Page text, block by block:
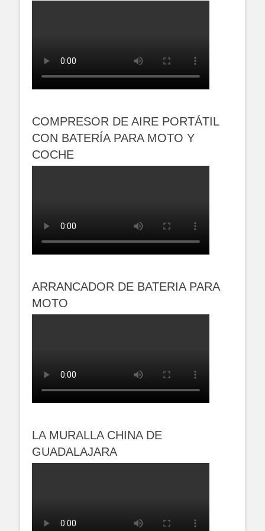
COMPRESOR DE AIRE PORTÁTIL
CON BATERÍA PARA MOTO Y
COCHE
ARRANCADOR DE BATERIA PARA
MOTO
LA MURALLA CHINA DE
GUADALAJARA